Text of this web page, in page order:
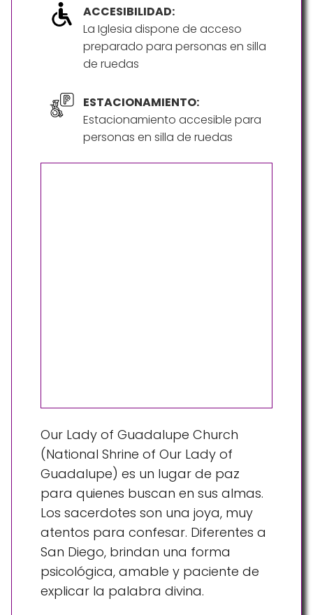
ACCESIBILIDAD:
La Iglesia dispone de acceso
preparado para personas en silla
de ruedas
ESTACIONAMIENTO:
Estacionamiento accesible para
personas en silla de ruedas
Our Lady of Guadalupe Church
(National Shrine of Our Lady of
Guadalupe) es un lugar de paz
para quienes buscan en sus almas.
Los sacerdotes son una joya, muy
atentos para confesar. Diferentes a
San Diego, brindan una forma
psicológica, amable y paciente de
explicar la palabra divina.